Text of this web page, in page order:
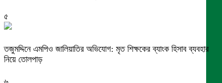
৫
তজুমদ্দিনে এমপিও জালিয়াতির অভিযোগ: মৃত শিক্ষকের ব্যাংক হিসাব ব্যবহার
নিয়ে তোলপাড়